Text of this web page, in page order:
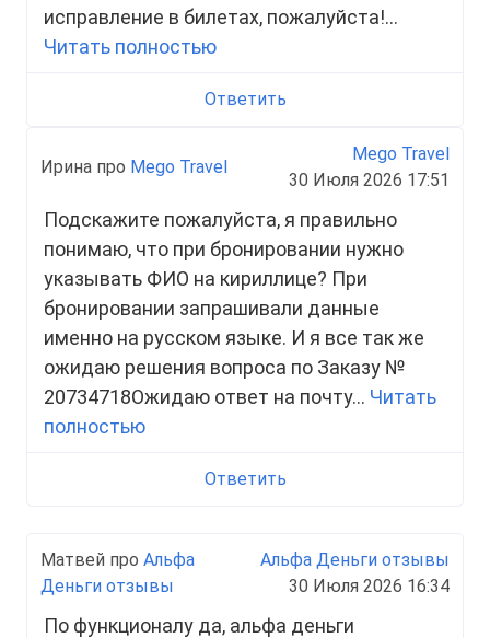
исправление в билетах, пожалуйста!...
Читать полностью
Ответить
Ирина про Mego Travel
Mego Travel
30 Июля 2026 17:51
Подскажите пожалуйста, я правильно
понимаю, что при бронировании нужно
указывать ФИО на кириллице? При
бронировании запрашивали данные
именно на русском языке. И я все так же
ожидаю решения вопроса по Заказу №
20734718Ожидаю ответ на почту... Читать
полностью
Ответить
Матвей про Альфа
Деньги отзывы
Альфа Деньги отзывы
30 Июля 2026 16:34
По функционалу да, альфа деньги